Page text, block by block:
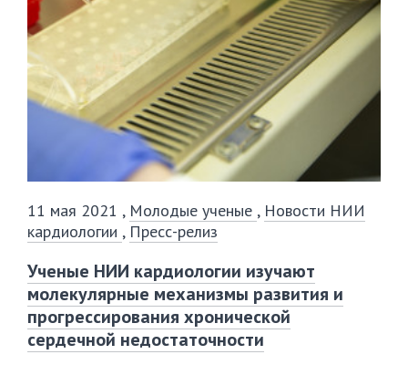
11 мая 2021 , Молодые ученые , Новости НИИ
кардиологии , Пресс-релиз
Ученые НИИ кардиологии изучают
молекулярные механизмы развития и
прогрессирования хронической
сердечной недостаточности